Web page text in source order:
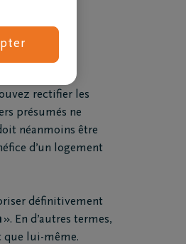
Combien coûtent des
rectifier les
présumés ne
néanmoins être
d’un logement
définitivement
». En d’autres termes,
que lui-même.